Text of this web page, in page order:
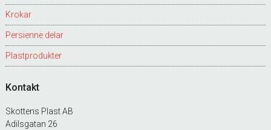
Krokar
Persienne delar
Plastprodukter
Kontakt
Skottens Plast AB
Adilsgatan 26